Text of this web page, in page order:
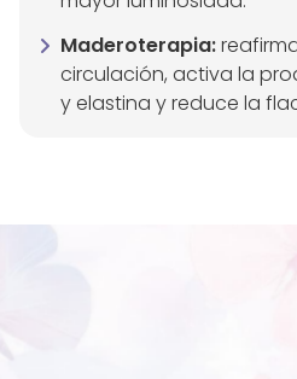
Maderoterapia:
circulación, activa la
y elastina y reduce la